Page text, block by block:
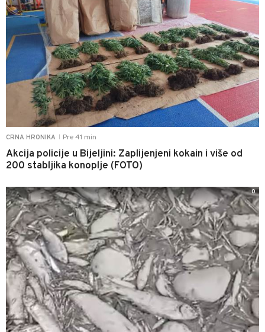
CRNA HRONIKA Pre 41 min
Akcija policije u Bijeljini: Zaplijenjeni kokain i više od
200 stabljika konoplje (FOTO)
0